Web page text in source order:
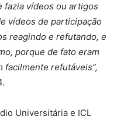
fazia vídeos ou artigos
vídeos de participação
reagindo e refutando, e
porque de fato eram
facilmente refutáveis”,
Universitária e ICL